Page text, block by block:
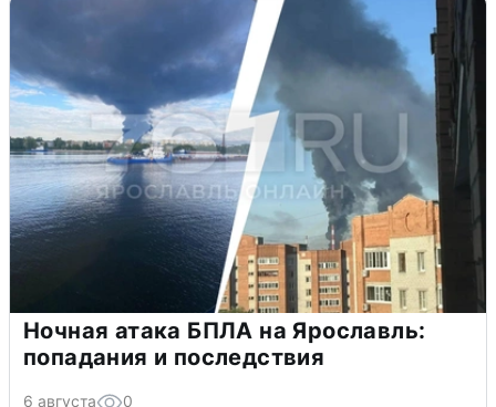
Ночная атака БПЛА на Ярославль:
попадания и последствия
6 августа 0